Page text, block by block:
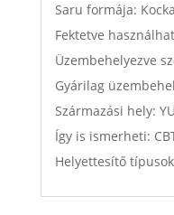
Saru formája: Kocka
Fektetve
Üzembehelyezve
Gyárilag
Származási hely:
Így is ismerheti:
Helyettesítő típusok: